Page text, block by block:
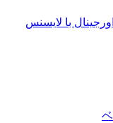
با لایسنس